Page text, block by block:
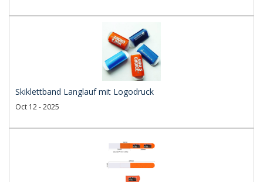
Skiklettband Langlauf mit Logodruck
Oct 12 - 2025